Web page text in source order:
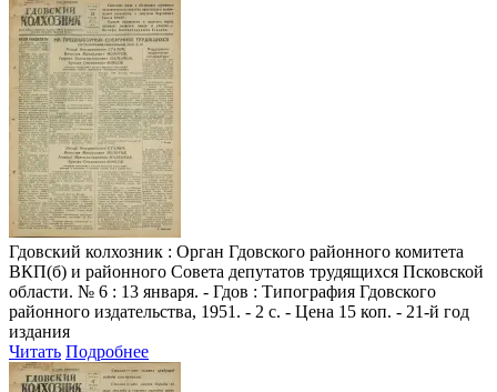
Гдовский колхозник : Орган Гдовского районного комитета
ВКП(б) и районного Совета депутатов трудящихся Псковской
области. № 6 : 13 января. - Гдов : Типография Гдовского
районного издательства, 1951. - 2 с. - Цена 15 коп. - 21-й год
издания
Читать Подробнее